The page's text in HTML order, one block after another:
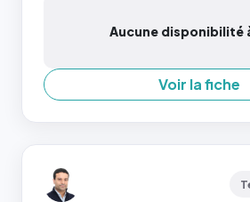
Aucune disponibilité
Voir la fiche